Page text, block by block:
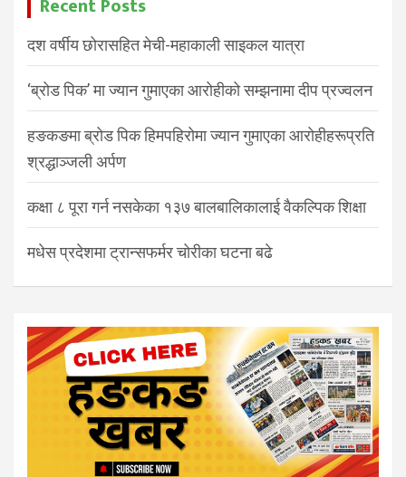
Recent Posts
दश वर्षीय छोरासहित मेची-महाकाली साइकल यात्रा
‘ब्रोड पिक’ मा ज्यान गुमाएका आरोहीको सम्झनामा दीप प्रज्वलन
हङकङमा ब्रोड पिक हिमपहिरोमा ज्यान गुमाएका आरोहीहरूप्रति
श्रद्धाञ्जली अर्पण
कक्षा ८ पूरा गर्न नसकेका १३७ बालबालिकालाई वैकल्पिक शिक्षा
मधेस प्रदेशमा ट्रान्सफर्मर चोरीका घटना बढे